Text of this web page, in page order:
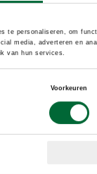
te personaliseren, om
media, adverteren en
van hun services.
Voorkeuren